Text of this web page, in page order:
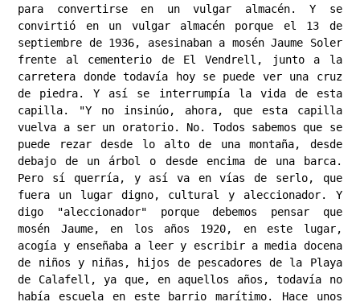
para convertirse en un vulgar almacén. Y se
convirtió en un vulgar almacén porque el 13 de
septiembre de 1936, asesinaban a mosén Jaume Soler
frente al cementerio de El Vendrell, junto a la
carretera donde todavía hoy se puede ver una cruz
de piedra. Y así se interrumpía la vida de esta
capilla. "Y no insinúo, ahora, que esta capilla
vuelva a ser un oratorio. No. Todos sabemos que se
puede rezar desde lo alto de una montaña, desde
debajo de un árbol o desde encima de una barca.
Pero sí querría, y así va en vías de serlo, que
fuera un lugar digno, cultural y aleccionador. Y
digo "aleccionador" porque debemos pensar que
mosén Jaume, en los años 1920, en este lugar,
acogía y enseñaba a leer y escribir a media docena
de niños y niñas, hijos de pescadores de la Playa
de Calafell, ya que, en aquellos años, todavía no
había escuela en este barrio marítimo. ​Hace unos